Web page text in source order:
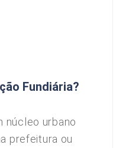
Fundiária?
núcleo urbano
prefeitura ou